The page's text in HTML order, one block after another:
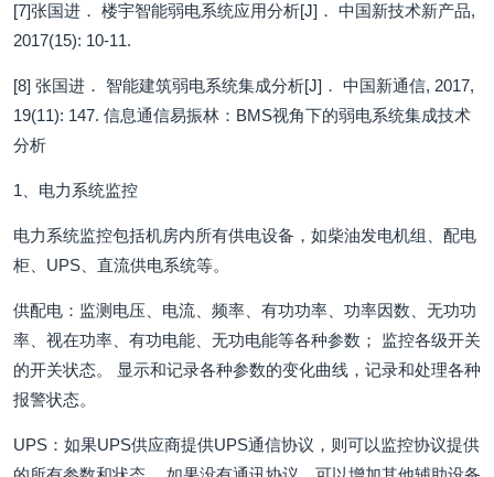
[7]张国进． 楼宇智能弱电系统应用分析[J]． 中国新技术新产品,
2017(15): 10-11.
[8] 张国进． 智能建筑弱电系统集成分析[J]． 中国新通信, 2017,
19(11): 147. 信息通信易振林：BMS视角下的弱电系统集成技术
分析
1、电力系统监控
电力系统监控包括机房内所有供电设备，如柴油发电机组、配电
柜、UPS、直流供电系统等。
供配电：监测电压、电流、频率、有功功率、功率因数、无功功
率、视在功率、有功电能、无功电能等各种参数； 监控各级开关
的开关状态。 显示和记录各种参数的变化曲线，记录和处理各种
报警状态。
UPS：如果UPS供应商提供UPS通信协议，则可以监控协议提供